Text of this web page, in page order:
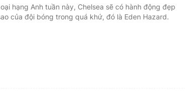
hạng Anh tuần này, Chelsea sẽ có hành động đẹp
của đội bóng trong quá khứ, đó là Eden Hazard.